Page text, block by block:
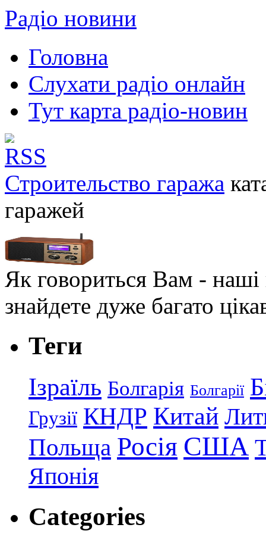
Радіо новини
Головна
Слухати радіо онлайн
Тут карта радіо-новин
Строительство гаража
гаражей
Як говориться Вам - наші
знайдете дуже багато
Теги
Ізраїль Болгарія Болгарії
Грузії КНДР Китай
Польща Росія США
Японія
Categories